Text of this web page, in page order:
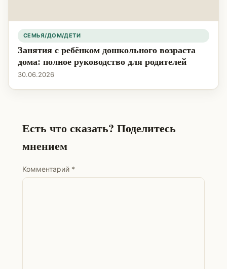
СЕМЬЯ/ДОМ/ДЕТИ
Занятия с ребёнком дошкольного возраста
дома: полное руководство для родителей
30.06.2026
Есть что сказать? Поделитесь
мнением
Комментарий *